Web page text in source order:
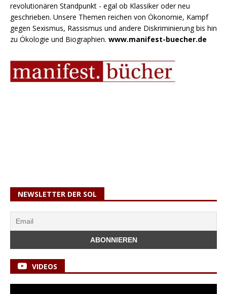
revolutionären Standpunkt - egal ob Klassiker oder neu
geschrieben. Unsere Themen reichen von Ökonomie, Kampf
gegen Sexismus, Rassismus und andere Diskriminierung bis hin
zu Ökologie und Biographien. www.manifest-buecher.de
NEWSLETTER DER SOL
VIDEOS